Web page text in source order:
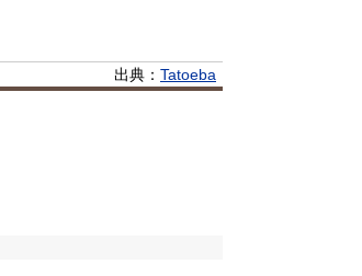
出典： Tatoeba